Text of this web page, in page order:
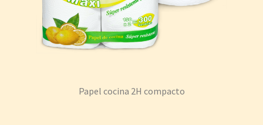
Papel cocina 2H compacto